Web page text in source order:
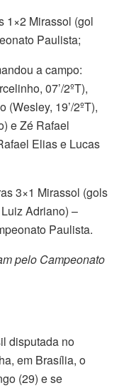
1×2 Mirassol (gol
Paulista;
a campo:
07’/2ºT),
19’/2ºT),
e Zé Rafael
Elias e Lucas
3×1 Mirassol (gols
Adriano) –
Paulista.
pelo Campeonato
disputada no
em Brasília, o
(29) e se